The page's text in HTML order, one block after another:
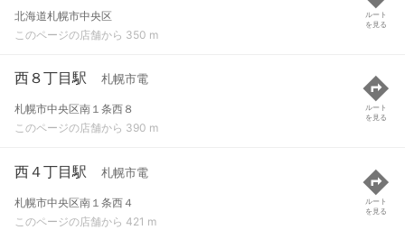
北海道札幌市中央区
このページの店舗から 350 m
ルート
を見る
西８丁目駅 札幌市電
札幌市中央区南１条西８
このページの店舗から 390 m
ルート
を見る
西４丁目駅 札幌市電
札幌市中央区南１条西４
このページの店舗から 421 m
ルート
を見る